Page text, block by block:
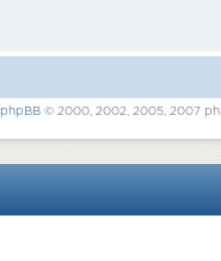
phpBB© 2000, 2002, 2005, 2007